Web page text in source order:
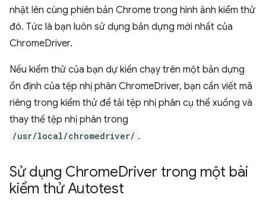
nhật lên cùng phiên bản Chrome trong hình ảnh kiểm thử
đó. Tức là bạn luôn sử dụng bản dựng mới nhất của
ChromeDriver.
Nếu kiểm thử của bạn dự kiến chạy trên một bản dựng
ổn định của tệp nhị phân ChromeDriver, bạn cần viết mã
riêng trong kiểm thử để tải tệp nhị phân cụ thể xuống và
thay thế tệp nhị phân trong
/usr/local/chromedriver/ .
Sử dụng ChromeDriver trong một bài
kiểm thử Autotest